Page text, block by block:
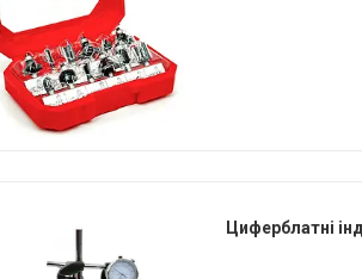
Циферблатні